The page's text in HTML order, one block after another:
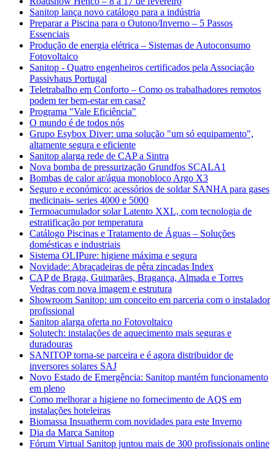
Sanitop lança novo catálogo para a indústria
Preparar a Piscina para o Outono/Inverno – 5 Passos
Essenciais
Produção de energia elétrica – Sistemas de Autoconsumo
Fotovoltaico
Sanitop - Quatro engenheiros certificados pela Associação
Passivhaus Portugal
Teletrabalho em Conforto – Como os trabalhadores remotos
podem ter bem-estar em casa?
Programa "Vale Eficiência"
O mundo é de todos nós
Grupo Esybox Diver: uma solução "um só equipamento",
altamente segura e eficiente
Sanitop alarga rede de CAP a Sintra
Nova bomba de pressurização Grundfos SCALA1
Bombas de calor ar/água monobloco Argo X3
Seguro e económico: acessórios de soldar SANHA para gases
medicinais- series 4000 e 5000
Termoacumulador solar Latento XXL, com tecnologia de
estratificação por temperatura
Catálogo Piscinas e Tratamento de Águas – Soluções
domésticas e industriais
Sistema OLIPure: higiene máxima e segura
Novidade: Abraçadeiras de pêra zincadas Index
CAP de Braga, Guimarães, Bragança, Almada e Torres
Vedras com nova imagem e estrutura
Showroom Sanitop: um conceito em parceria com o instalador
profissional
Sanitop alarga oferta no Fotovoltaico
Solutech: instalações de aquecimento mais seguras e
duradouras
SANITOP torna-se parceira e é agora distribuidor de
inversores solares SAJ
Novo Estado de Emergência: Sanitop mantém funcionamento
em pleno
Como melhorar a higiene no fornecimento de AQS em
instalações hoteleiras
Biomassa Insuatherm com novidades para este Inverno
Dia da Marca Sanitop
Fórum Virtual Sanitop juntou mais de 300 profissionais online